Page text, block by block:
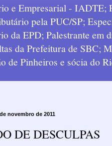
e Empresarial - IADTE;
pela PUC/SP;
da EPD; Palestrante em
da Prefeitura de SBC;
de Pinheiros e sócia do
novembro de 2011
DE DESCULPAS